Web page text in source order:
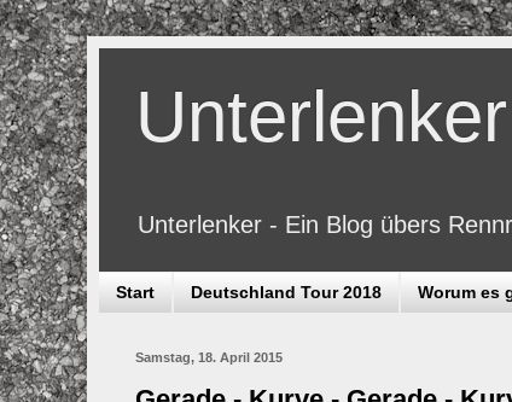
Unterlenker
Unterlenker - Ein Blog übers
Start Deutschland Tour 2018 Worum es
Samstag, 18. April 2015